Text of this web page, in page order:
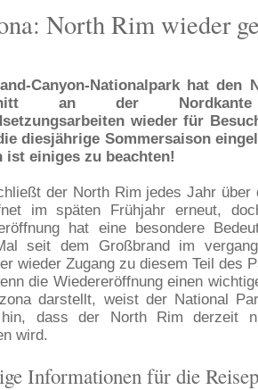
North Rim wieder
Canyon-Nationalpark hat den
an der
wieder für
diesjährige Sommersaison
ist einiges zu beachten!
der North Rim jedes Jahr über
im späten Frühjahr erneut,
hat eine besondere
seit dem Großbrand im
wieder Zugang zu diesem Teil des
die Wiedereröffnung einen
darstellt, weist der National
dass der North Rim derzeit
wird.
Informationen für die